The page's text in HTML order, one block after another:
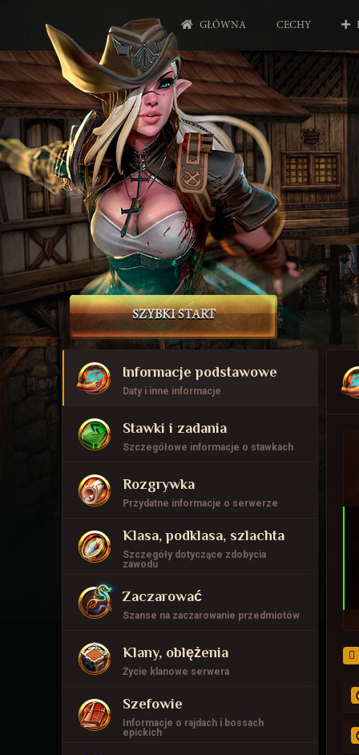
GŁÓWNA CECHY
SZYBKI START
Informacje podstawowe
Daty i inne informacje
Stawki i zadania
Szczegółowe informacje o stawkach
Rozgrywka
Przydatne informacje o serwerze
Klasa, podklasa, szlachta
Szczegóły dotyczące zdobycia
zawodu
Zaczarować
Szanse na zaczarowanie przedmiotów
Klany, oblężenia
Życie klanowe serwera
Szefowie
Informacje o rajdach i bossach
epickich